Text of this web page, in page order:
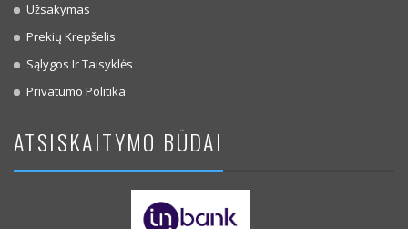
Užsakymas
Prekių Krepšelis
Sąlygos Ir Taisyklės
Privatumo Politika
ATSISKAITYMO BŪDAI